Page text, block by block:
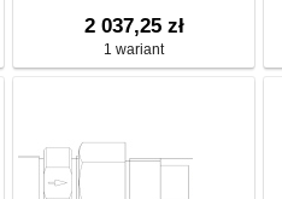
2 037,25 zł
1 wariant